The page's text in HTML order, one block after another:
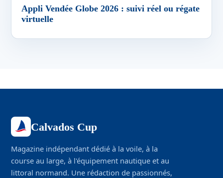
Appli Vendée Globe 2026 : suivi réel ou régate
virtuelle
Calvados Cup
Magazine indépendant dédié à la voile, à la
course au large, à l'équipement nautique et au
littoral normand. Une rédaction de passionnés,